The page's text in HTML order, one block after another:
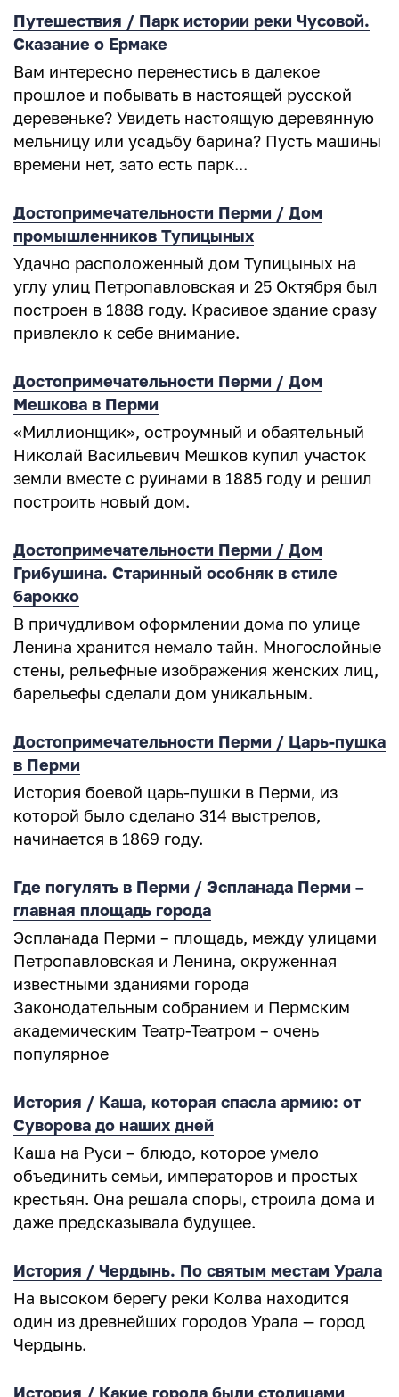
Путешествия / Парк истории реки Чусовой.
Сказание о Ермаке
Вам интересно перенестись в далекое
прошлое и побывать в настоящей русской
деревеньке? Увидеть настоящую деревянную
мельницу или усадьбу барина? Пусть машины
времени нет, зато есть парк...
Достопримечательности Перми / Дом
промышленников Тупицыных
Удачно расположенный дом Тупицыных на
углу улиц Петропавловская и 25 Октября был
построен в 1888 году. Красивое здание сразу
привлекло к себе внимание.
Достопримечательности Перми / Дом
Мешкова в Перми
«Миллионщик», остроумный и обаятельный
Николай Васильевич Мешков купил участок
земли вместе с руинами в 1885 году и решил
построить новый дом.
Достопримечательности Перми / Дом
Грибушина. Старинный особняк в стиле
барокко
В причудливом оформлении дома по улице
Ленина хранится немало тайн. Многослойные
стены, рельефные изображения женских лиц,
барельефы сделали дом уникальным.
Достопримечательности Перми / Царь-пушка
в Перми
История боевой царь-пушки в Перми, из
которой было сделано 314 выстрелов,
начинается в 1869 году.
Где погулять в Перми / Эспланада Перми –
главная площадь города
Эспланада Перми – площадь, между улицами
Петропавловская и Ленина, окруженная
известными зданиями города
Законодательным собранием и Пермским
академическим Театр-Театром – очень
популярное
История / Каша, которая спасла армию: от
Суворова до наших дней
Каша на Руси – блюдо, которое умело
объединить семьи, императоров и простых
крестьян. Она решала споры, строила дома и
даже предсказывала будущее.
История / Чердынь. По святым местам Урала
На высоком берегу реки Колва находится
один из древнейших городов Урала — город
Чердынь.
История / Какие города были столицами